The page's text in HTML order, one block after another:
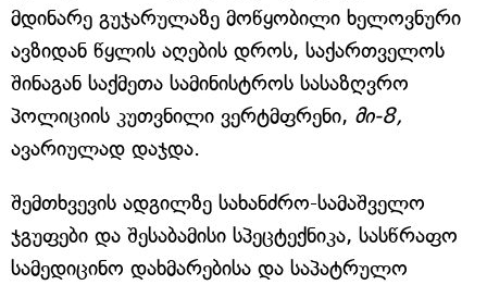
მდინარე გუჯარულაზე მოწყობილი ხელოვნური
ავზიდან წყლის აღების დროს, საქართველოს
შინაგან საქმეთა სამინისტროს სასაზღვრო
პოლიციის კუთვნილი ვერტმფრენი, მი-8,
ავარიულად დაჯდა.
შემთხვევის ადგილზე სახანძრო-სამაშველო
ჯგუფები და შესაბამისი სპეცტექნიკა, სასწრაფო
სამედიცინო დახმარებისა და საპატრულო